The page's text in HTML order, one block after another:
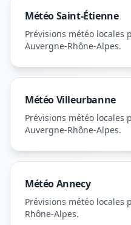
MétéoSaint-Étienne
Prévisions météo locales
Auvergne-Rhône-Alpes.
MétéoVilleurbanne
Prévisions météo locales
Auvergne-Rhône-Alpes.
MétéoAnnecy
Prévisions météo locales
Rhône-Alpes.